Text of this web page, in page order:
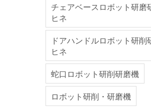
チェアベースロボット研磨
ヒネ
ドアハンドルロボット研削
ヒネ
蛇口ロボット研削研磨機
ロボット研削・研磨機